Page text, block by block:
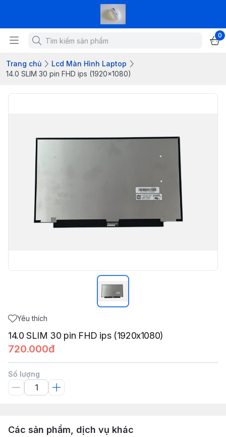
0
Trang chủ
Lcd Màn Hình Laptop
14.0 SLIM 30 pin FHD ips (1920x1080)
Yêu thích
14.0 SLIM 30 pin FHD ips (1920x1080)
720.000đ
Số lượng
Các sản phẩm, dịch vụ khác